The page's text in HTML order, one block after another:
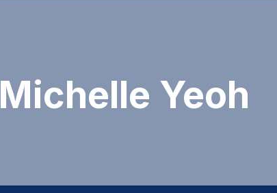
Michelle Yeoh